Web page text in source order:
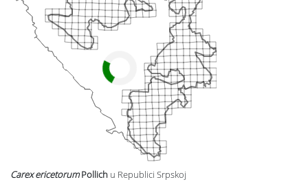
Carex ericetorumPollich u Republici Srpskoj